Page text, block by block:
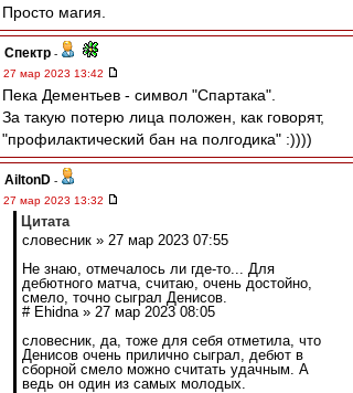
Просто магия.
Спектр -
27 мар 2023 13:42
Пека Дементьев - символ "Спартака".
За такую потерю лица положен, как говорят,
"профилактический бан на полгодика" :))))
AiltonD -
27 мар 2023 13:32
Цитата
словесник » 27 мар 2023 07:55
Не знаю, отмечалось ли где-то... Для
дебютного матча, считаю, очень достойно,
смело, точно сыграл Денисов.
# Ehidna » 27 мар 2023 08:05
словесник, да, тоже для себя отметила, что
Денисов очень прилично сыграл, дебют в
сборной смело можно считать удачным. А
ведь он один из самых молодых.